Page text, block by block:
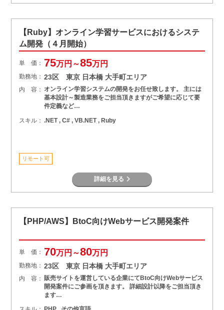
【Ruby】オンライン学習サービスにおけるシステ
ム開発（４月開始）
単 価： 75万円～85万円
勤務地： 23区 東京 日本橋 大手町エリア
内 容： オンライン学習システムの開発をお任せ致します。 主には
基本設計～製造業務をご担当頂きますがご希望に応じて要
件定義など…
スキル： .NET , C# , VB.NET , Ruby
リモート可
詳細を見る
【PHP/AWS】BtoC向けWebサービス開発案件
単 価： 70万円～80万円
勤務地： 23区 東京 日本橋 大手町エリア
内 容： 販売サイトを運営している企業にてBtoC向けWebサービス
開発案件にご参画を頂きます。 詳細設計以降をご担当頂き
ます…